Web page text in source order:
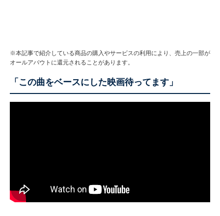
※本記事で紹介している商品の購入やサービスの利用により、売上の一部が
オールアバウトに還元されることがあります。
「この曲をベースにした映画待ってます」